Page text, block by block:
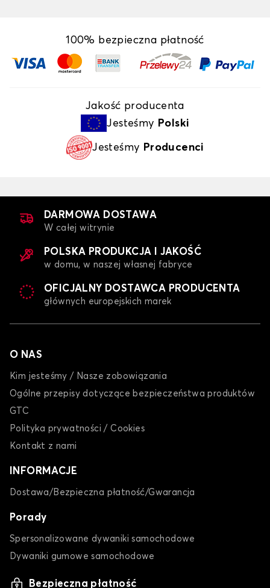
100% bezpieczna płatność
Jakość producenta
Jesteśmy Polski
Jesteśmy Producenci
DARMOWA DOSTAWA
W całej witrynie
POLSKA PRODUKCJA I JAKOŚĆ
w domu, w naszej własnej fabryce
OFICJALNY DOSTAWCA PRODUCENTA
głównych europejskich marek
O NAS
Kim jesteśmy / Nasze zobowiązania
Ogólne przepisy dotyczące bezpieczeństwa produktów
GTC
Polityka prywatności / Cookies
Kontakt z nami
INFORMACJE
Dostawa/Bezpieczna płatność/Gwarancja
Porady
Spersonalizowane dywaniki samochodowe
Dywaniki gumowe samochodowe
Bezpieczna płatność